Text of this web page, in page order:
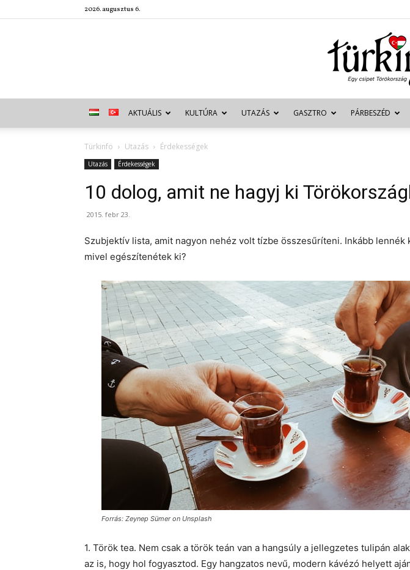
2026. augusztus 6.
AKTUÁLIS KULTÚRA UTAZÁS GASZTRO PÁRBESZÉD
Türkinfo Utazás Érdekességek
Utazás Érdekességek
10 dolog, amit ne hagyj ki
2015. febr 23.
Szubjektív lista, amit nagyon nehéz volt tízbe összesűríteni. Inkább lennék
mivel egészítenétek ki?
Forrás: Zeynep Sümer on Unsplash
1. Török tea. Nem csak a török teán van a hangsúly a jellegzetes tulipán
az is, hogy hol fogyasztod. Egy hangzatos nevű, modern kávézó helyett